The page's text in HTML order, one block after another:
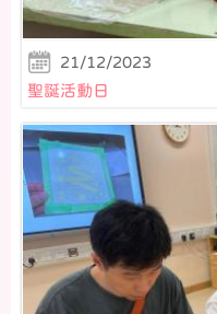
21/12/2023
聖誕活動日